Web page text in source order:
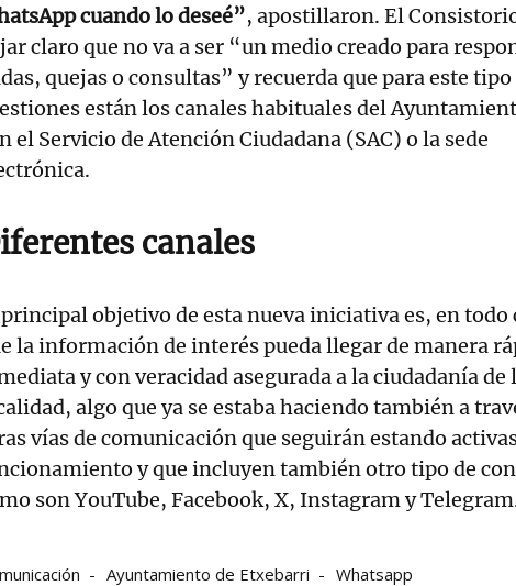
cuando lo deseé”, apostillaron. El
claro que no va a ser “un medio creado para
quejas o consultas” y recuerda que para este tipo
están los canales habituales del
el Servicio de Atención Ciudadana (SAC) o la sede
canales
objetivo de esta nueva iniciativa es, en todo
la información de interés pueda llegar de manera
y con veracidad asegurada a la ciudadanía de
algo que ya se estaba haciendo también a
vías de comunicación que seguirán estando
y que incluyen también otro tipo de
son YouTube, Facebook, X, Instagram y
Ayuntamiento de Etxebarri Whatsapp